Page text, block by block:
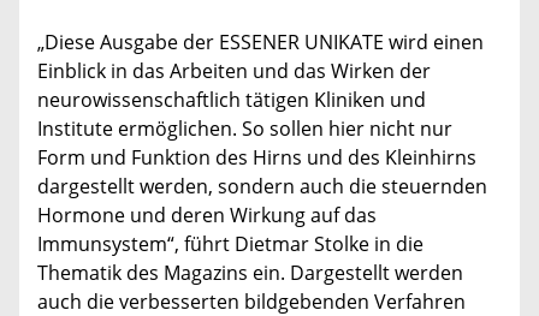
„Diese Ausgabe der ESSENER UNIKATE wird einen
Einblick in das Arbeiten und das Wirken der
neurowissenschaftlich tätigen Kliniken und
Institute ermöglichen. So sollen hier nicht nur
Form und Funktion des Hirns und des Kleinhirns
dargestellt werden, sondern auch die steuernden
Hormone und deren Wirkung auf das
Immunsystem“, führt Dietmar Stolke in die
Thematik des Magazins ein. Dargestellt werden
auch die verbesserten bildgebenden Verfahren